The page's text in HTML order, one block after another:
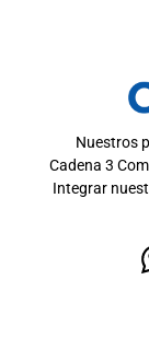
Nuestros
Cadena 3
Integrar